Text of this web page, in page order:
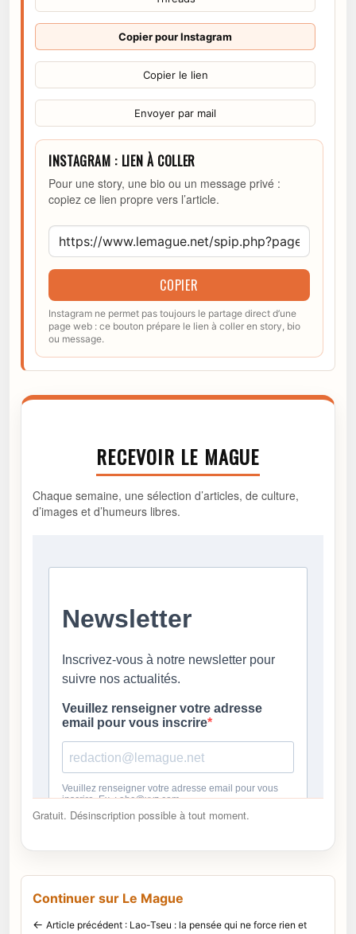
Copier pour Instagram
Copier le lien
Envoyer par mail
INSTAGRAM : LIEN À COLLER
Pour une story, une bio ou un message privé :
copiez ce lien propre vers l’article.
COPIER
Instagram ne permet pas toujours le partage direct d’une
page web : ce bouton prépare le lien à coller en story, bio
ou message.
RECEVOIR LE MAGUE
Chaque semaine, une sélection d’articles, de culture,
d’images et d’humeurs libres.
Gratuit. Désinscription possible à tout moment.
Continuer sur Le Mague
← Article précédent : Lao-Tseu : la pensée qui ne force rien et